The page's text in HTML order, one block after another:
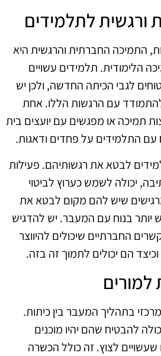
ורגשית לתלמידים
התמיכה החברתית והרגשית היא
הלימודית. תלמידים עשויים
לגבי הכיתה החדשה, ולכן יש
עם הרגשות הללו. אחת
תמיכה או מפגשים עם יועצים בית
עם התלמידים על פחדים ודאגות.
לבטא את רגשותיהם. פעילות
יכולה לשמש כערוץ לביטוי
שיש להם מקום לבטא את
יותר בנוח עם המעבר. יש להדגיש
החברתיים שיכולים להיווצר
הם יכולים לתמוך זה בזה.
בתהליך המעבר בין כיתות.
להבטיח שהם יהיו מוכנים
לצוץ. זה כולל הכשרה